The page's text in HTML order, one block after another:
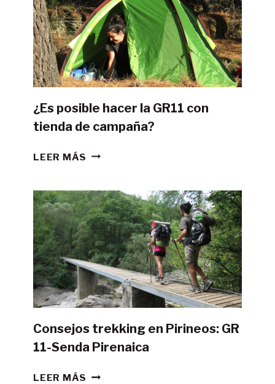
¿Es posible hacer la GR11 con
tienda de campaña?
LEER MÁS ¿ES
LA
GR11
CON
TIENDA
DE
CAMPAÑA?
Consejos trekking en Pirineos: GR
11-Senda Pirenaica
LEER MÁS CONSEJOS